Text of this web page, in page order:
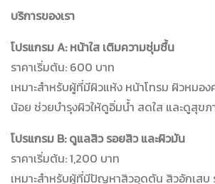
บริการของเรา
โปรแกรม A: หน้าใส เติมความชุ่มชื้น
ราคาเริ่มต้น: 600 บาท
เหมาะสำหรับผู้ที่มีผิวแห้ง หน้าโทรม ผิวหมอ
น้อย ช่วยบำรุงผิวให้ดูอิ่มน้ำ สดใส และดูสุข
โปรแกรม B: ดูแลสิว รอยสิว และผิวมัน
ราคาเริ่มต้น: 1,200 บาท
เหมาะสำหรับผู้ที่มีปัญหาสิวอุดตัน สิวอักเสบ